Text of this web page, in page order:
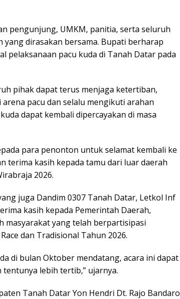
pengunjung, UMKM, panitia, serta seluruh
dirasakan bersama. Bupati berharap
pelaksanaan pacu kuda di Tanah Datar pada
pihak dapat terus menjaga ketertiban,
pacu dan selalu mengikuti arahan
dapat kembali dipercayakan di masa
para penonton untuk selamat kembali ke
terima kasih kepada tamu dari luar daerah
2026.
juga Dandim 0307 Tanah Datar, Letkol Inf
kasih kepada Pemerintah Daerah,
masyarakat yang telah berpartisipasi
dan Tradisional Tahun 2026.
di bulan Oktober mendatang, acara ini dapat
lebih tertib,” ujarnya.
Tanah Datar Yon Hendri Dt. Rajo Bandaro